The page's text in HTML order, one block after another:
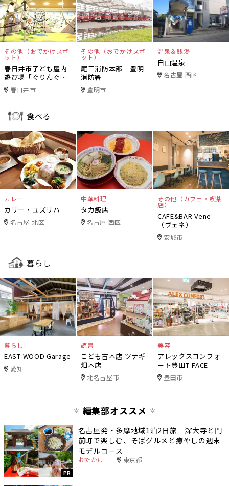
その他（おでかけスポ
ット）
春日井市子ども屋内
遊び場「ぐりんぐり
ん」春日井市
その他（おでかけスポ
ット）
尾三消防本部「豊明
消防署」
豊明市
温泉＆銭湯
白山温泉
名古屋 西区
食べる
カレー
カリー・ユズリハ
名古屋 北区
中華料理
タカ飯店
名古屋 西区
その他（カフェ・喫茶
店）
CAFE&BAR Vene
（ヴェネ）
安城市
暮らし
暮らし
EAST WOOD Garage
愛知
読書
こども古本店 ツナギ
畑本店
北名古屋市
美容
アレックスコンフォ
ート豊田T-FACE
豊田市
編集部オススメ
PR
名古屋発・多摩地域1泊2日旅｜深大寺と門
前町で楽しむ、そばグルメと癒やしの週末
モデルコース
おでかけ 東京都